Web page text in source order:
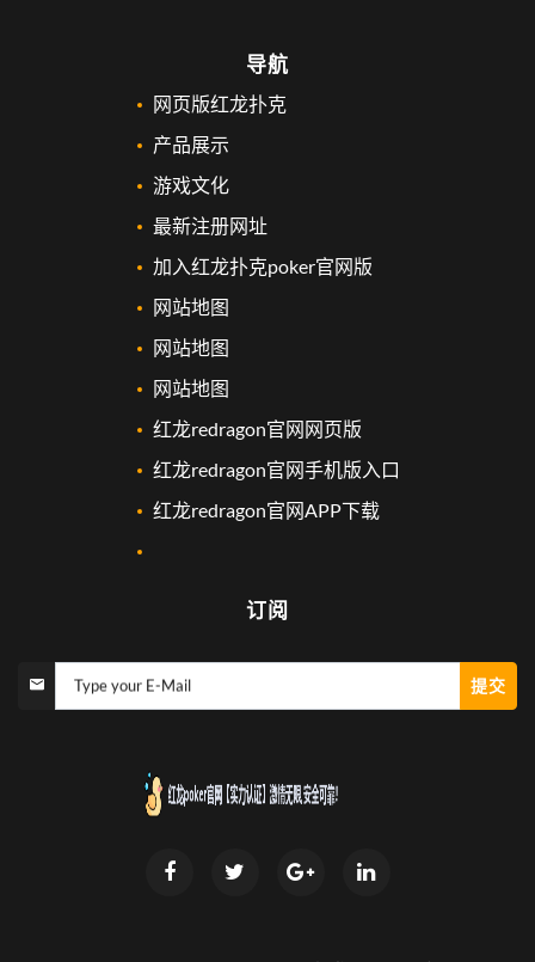
导航
网页版红龙扑克
产品展示
游戏文化
最新注册网址
加入红龙扑克poker官网版
网站地图
网站地图
网站地图
红龙redragon官网网页版
红龙redragon官网手机版入口
红龙redragon官网APP下载
订阅
Type your E-Mail 提交